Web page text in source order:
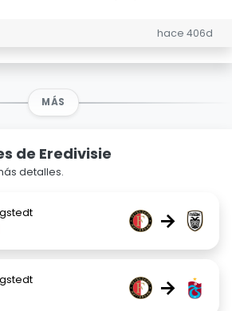
hace 406d
MÁS
de Eredivisie
detalles.
→
→